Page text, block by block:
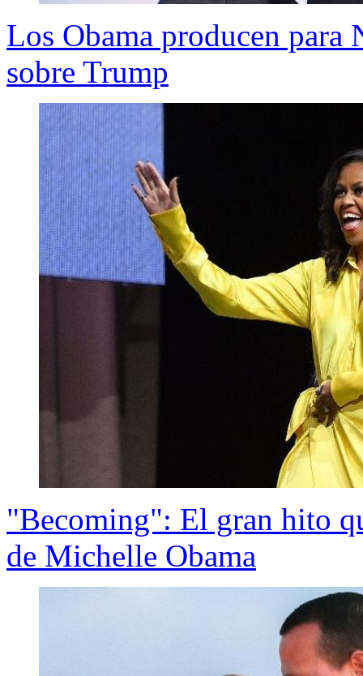
Los Obama producen
sobre Trump
"Becoming": El gran hito
de Michelle Obama